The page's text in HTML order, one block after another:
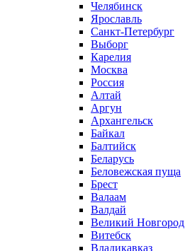
Челябинск
Ярославль
Санкт-Петербург
Выборг
Карелия
Москва
Россия
Алтай
Аргун
Архангельск
Байкал
Балтийск
Беларусь
Беловежская пуща
Брест
Валаам
Валдай
Великий Новгород
Витебск
Владикавказ